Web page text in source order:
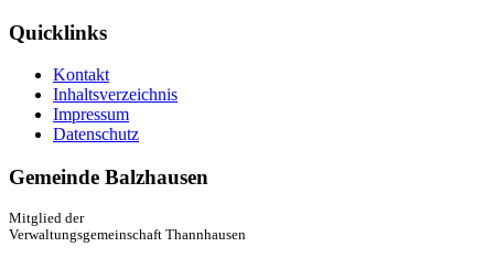
Quicklinks
Kontakt
Inhaltsverzeichnis
Impressum
Datenschutz
Gemeinde Balzhausen
Mitglied der
Verwaltungsgemeinschaft Thannhausen